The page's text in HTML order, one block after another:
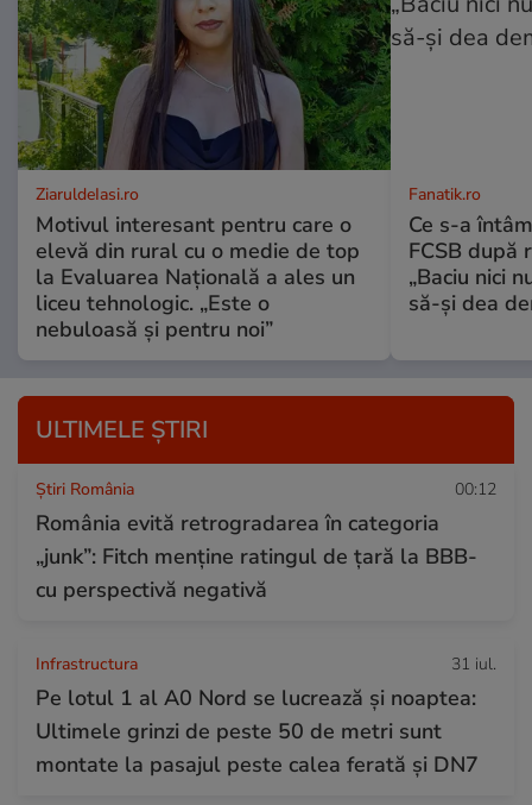
ZiaruldeIasi.ro
Motivul interesant pentru care o
elevă din rural cu o medie de top
la Evaluarea Națională a ales un
liceu tehnologic. „Este o
nebuloasă și pentru noi”
Fanatik.ro
Ce s-a
FCSB după
„Baciu nici
să-și dea
ULTIMELE ȘTIRI
Știri România 00:12
România evită retrogradarea în categoria
„junk”: Fitch menține ratingul de țară la BBB-
cu perspectivă negativă
Infrastructura 31 iul.
Pe lotul 1 al A0 Nord se lucrează și noaptea:
Ultimele grinzi de peste 50 de metri sunt
montate la pasajul peste calea ferată și DN7